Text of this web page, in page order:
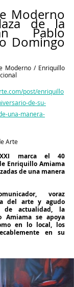
Moderno
de la
Pablo
Domingo
Moderno / Enriquillo
post/enriquillo
de-su-
una-manera-
Arte
XXI marca el 40
Enriquillo Amiama
de una manera
voraz
del arte y agudo
de actualidad, la
Amiama se apoya
en lo local, los
en su